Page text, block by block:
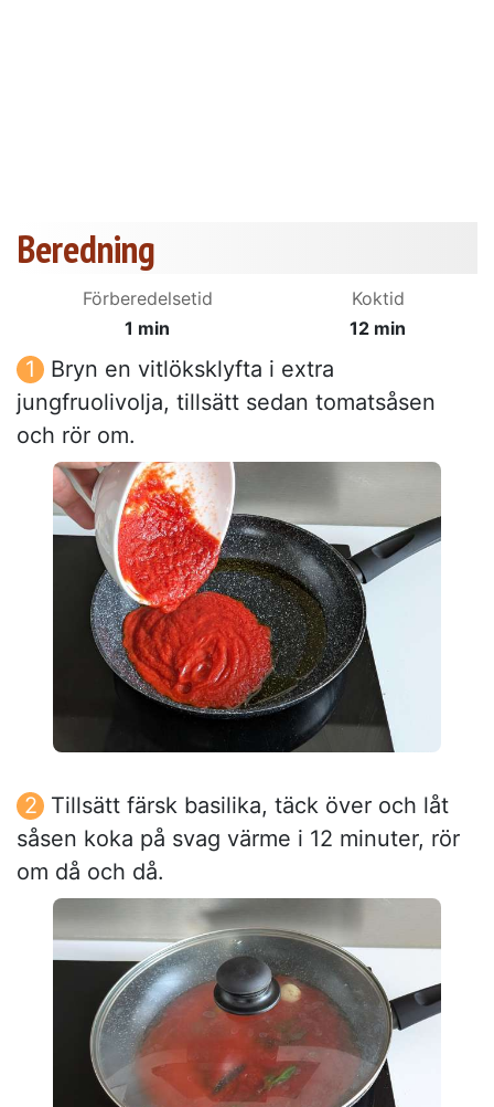
Beredning
Förberedelsetid
1 min
Koktid
12 min
Bryn en vitlöksklyfta i extra
jungfruolivolja, tillsätt sedan tomatsåsen
och rör om.
Tillsätt färsk basilika, täck över och låt
såsen koka på svag värme i 12 minuter, rör
om då och då.